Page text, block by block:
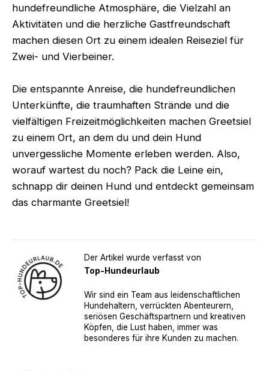
hundefreundliche Atmosphäre, die Vielzahl an
Aktivitäten und die herzliche Gastfreundschaft
machen diesen Ort zu einem idealen Reiseziel für
Zwei- und Vierbeiner.
Die entspannte Anreise, die hundefreundlichen
Unterkünfte, die traumhaften Strände und die
vielfältigen Freizeitmöglichkeiten machen Greetsiel
zu einem Ort, an dem du und dein Hund
unvergessliche Momente erleben werden. Also,
worauf wartest du noch? Pack die Leine ein,
schnapp dir deinen Hund und entdeckt gemeinsam
das charmante Greetsiel!
Der Artikel wurde verfasst von
Top-Hundeurlaub
Wir sind ein Team aus leidenschaftlichen
Hundehaltern, verrückten Abenteurern,
seriösen Geschäftspartnern und kreativen
Köpfen, die Lust haben, immer was
besonderes für ihre Kunden zu machen.